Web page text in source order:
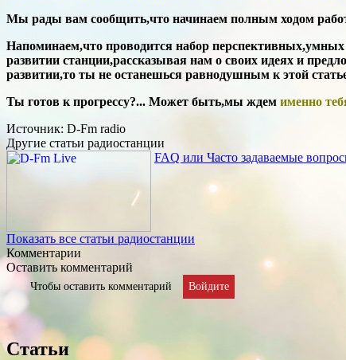
Мы рады вам сообщить,что начинаем полным ходом
Напоминаем,что проводится набор
развитии станции,рассказывая нам о своих идеях и
развитии,то ты не останешься равнодушным к этой
Ты готов к прогрессу?... Может быть,мы ждем именно
Источник: D-Fm radio
Другие статьи радиостанции
FAQ или Часто задаваемые
Показать все статьи радиостанции
Комментарии
Оставить комментарий
Чтобы оставить комментарий Войдите
Статьи